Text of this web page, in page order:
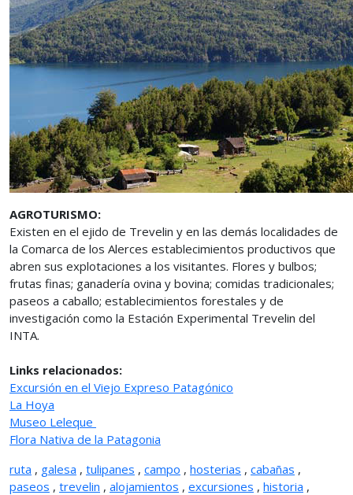
AGROTURISMO:
Existen en el ejido de Trevelin y en las demás localidades de
la Comarca de los Alerces establecimientos productivos que
abren sus explotaciones a los visitantes. Flores y bulbos;
frutas finas; ganadería ovina y bovina; comidas tradicionales;
paseos a caballo; establecimientos forestales y de
investigación como la Estación Experimental Trevelin del
INTA.
Links relacionados:
Excursión en el Viejo Expreso Patagónico
La Hoya
Museo Leleque
Flora Nativa de la Patagonia
ruta , galesa , tulipanes , campo , hosterias , cabañas ,
paseos , trevelin , alojamientos , excursiones , historia ,